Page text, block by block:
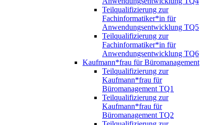
Teilqualifizierung zur
Fachinformatiker*in für
Anwendungsentwicklung TQ5
Teilqualifizierung zur
Fachinformatiker*in für
Anwendungsentwicklung TQ6
Kaufmann*frau für Büromanagement
Teilqualifizierung zur
Kaufmann*frau für
Büromanagement TQ1
Teilqualifizierung zur
Kaufmann*frau für
Büromanagement TQ2